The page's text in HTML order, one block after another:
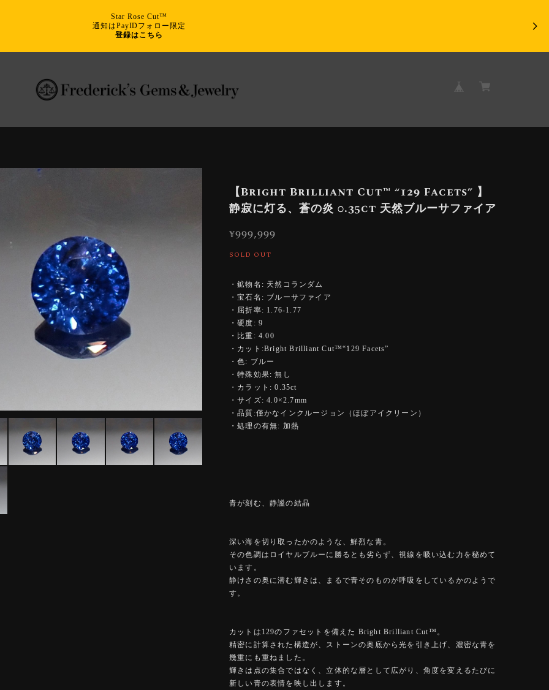
Star Rose Cut™
通知はPayIDフォロー限定
登録はこちら
【Bright Brilliant Cut™️ “129 Facets” 】
静寂に灯る、蒼の炎 0.35ct 天然ブルーサファイア
¥999,999
SOLD OUT
・鉱物名: 天然コランダム
・宝石名: ブルーサファイア
・屈折率: 1.76-1.77
・硬度: 9
・比重: 4.00
・カット:Bright Brilliant Cut™️“129 Facets”
・色: ブルー
・特殊効果: 無し
・カラット: 0.35ct
・サイズ: 4.0×2.7mm
・品質:僅かなインクルージョン（ほぼアイクリーン）
・処理の有無: 加熱
青が刻む、静謐の結晶
深い海を切り取ったかのような、鮮烈な青。
その色調はロイヤルブルーに勝るとも劣らず、視線を吸い込む力を秘めて
います。
静けさの奥に潜む輝きは、まるで青そのものが呼吸をしているかのようで
す。
カットは129のファセットを備えた Bright Brilliant Cut™️。
精密に計算された構造が、ストーンの奥底から光を引き上げ、濃密な青を
幾重にも重ねました。
輝きは点の集合ではなく、立体的な層として広がり、角度を変えるたびに
新しい青の表情を映し出します。